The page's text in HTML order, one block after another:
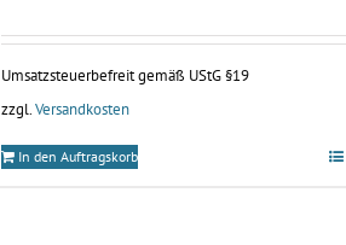
Umsatzsteuerbefreit gemäß UStG §19
zzgl. Versandkosten
In den Auftragskorb